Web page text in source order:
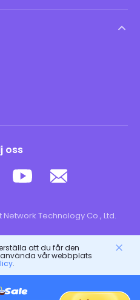
oss
Technology Co., Ltd.
att du får den
vår webbplats
.